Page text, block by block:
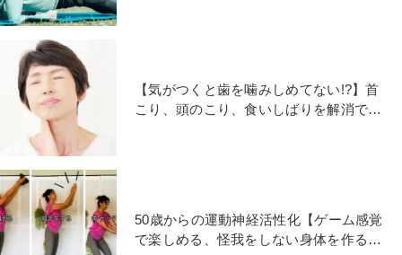
【気がつくと歯を噛みしめてない!?】首
こり、頭のこり、食いしばりを解消でき
50歳からの運動神経活性化【ゲーム感覚
で楽しめる、怪我をしない身体を作るエ